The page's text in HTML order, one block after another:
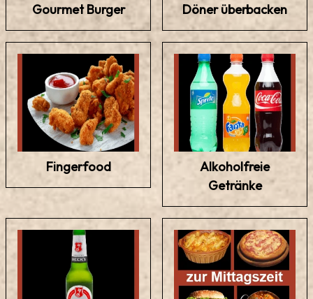
Gourmet Burger Döner überbacken
Fingerfood
Alkoholfreie
Getränke